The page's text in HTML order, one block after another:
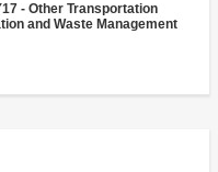
- Other Transportation
and Waste Management